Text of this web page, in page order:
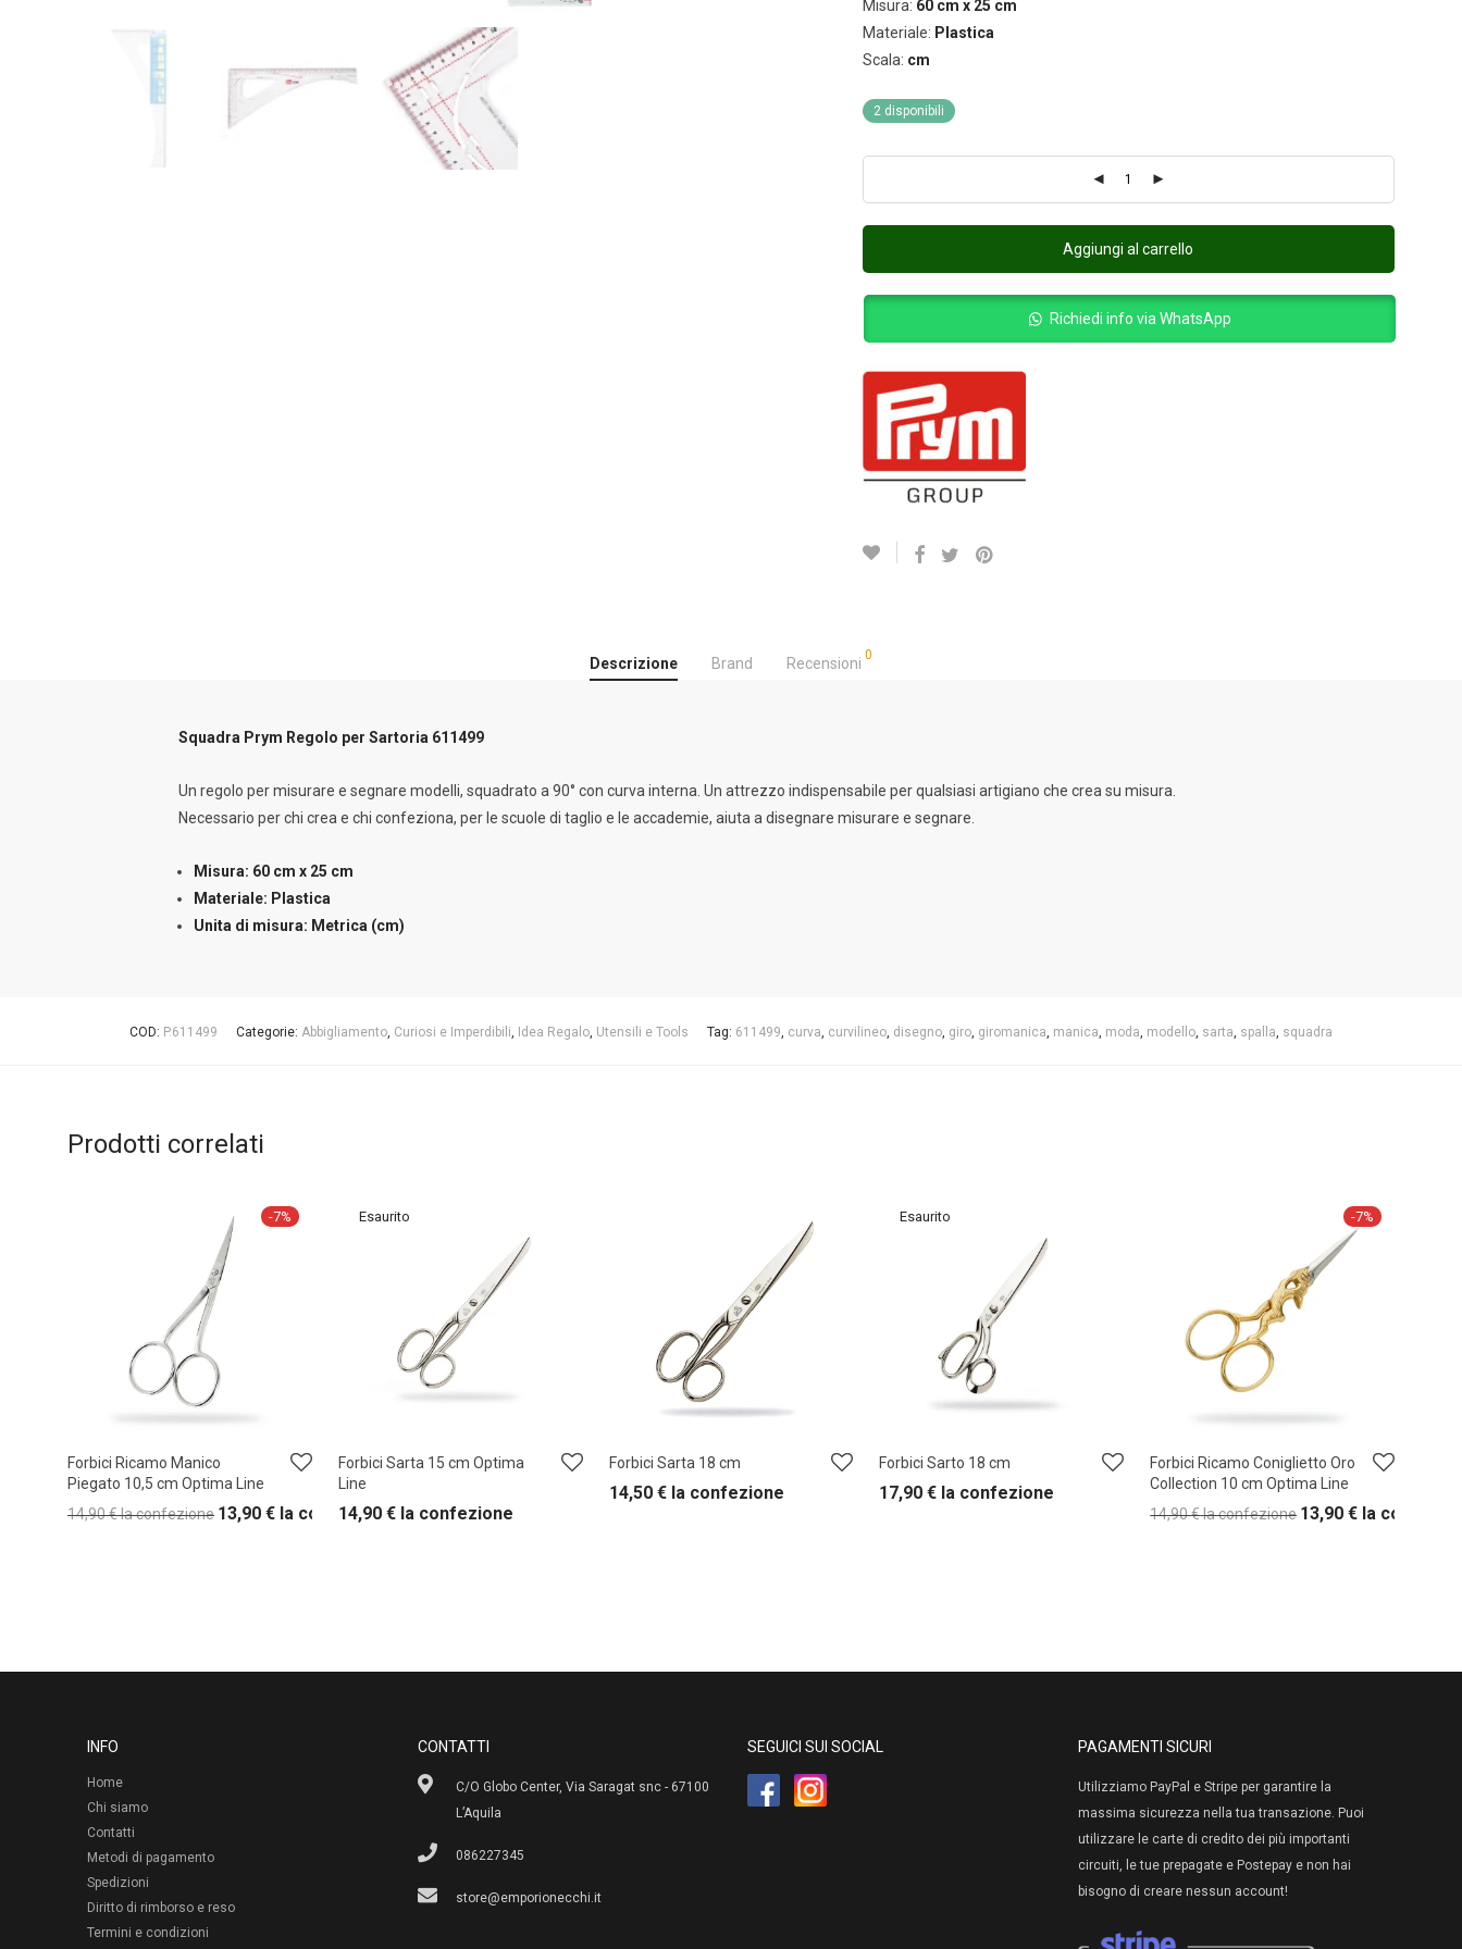
Misura: 60 cm x 25 cm
Materiale: Plastica
Scala: cm
2 disponibili
Aggiungi al carrello
Richiedi info via WhatsApp
Descrizione Brand Recensioni 0
Squadra Prym Regolo per Sartoria 611499
Un regolo per misurare e segnare modelli, squadrato a 90° con curva interna. Un attrezzo indispensabile per qualsiasi artigiano che crea su misura.
Necessario per chi crea e chi confeziona, per le scuole di taglio e le accademie, aiuta a disegnare misurare e segnare.
Misura: 60 cm x 25 cm
Materiale: Plastica
Unita di misura: Metrica (cm)
COD: P.611499 Categorie: Abbigliamento, Curiosi e Imperdibili, Idea Regalo, Utensili e Tools Tag: 611499, curva, curvilineo, disegno, giro, giromanica, manica, moda, modello, sarta, spalla, squadra
Prodotti correlati
-7%
Forbici Ricamo Manico
Piegato 10,5 cm Optima Line
14,90€la confezione 13,90 € la confezione
Forbici Sarta 15 cm Optima
Line
14,90 € la confezione
Forbici Sarta 18 cm
14,50 € la confezione
Forbici Sarto 18 cm
17,90€ la confezione
-7%
Forbici Ricamo Coniglietto Oro
Collection 10 cm Optima Line
14,90€la confezione 13,90€ la
INFO
Home
Chi siamo
Contatti
Metodi di pagamento
Spedizioni
Diritto di rimborso e reso
Termini e condizioni
CONTATTI
C/O Globo Center, Via Saragat snc - 67100
L’Aquila
086227345
store@emporionecchi.it
SEGUICI SUI SOCIAL PAGAMENTI SICURI
Utilizziamo PayPal e Stripe per garantire la
massima sicurezza nella tua transazione. Puoi
utilizzare le carte di credito dei più importanti
circuiti, le tue prepagate e Postepay e non hai
bisogno di creare nessun account!